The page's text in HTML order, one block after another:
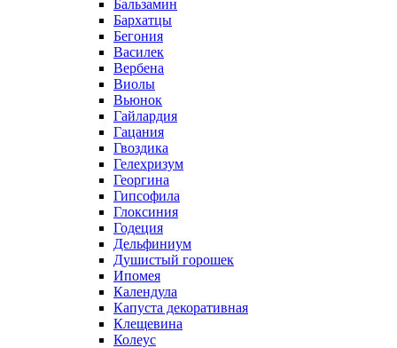
Бальзамин
Бархатцы
Бегония
Василек
Вербена
Виолы
Вьюнок
Гайлардия
Гацания
Гвоздика
Гелехризум
Георгина
Гипсофила
Глоксиния
Годеция
Дельфиниум
Душистый горошек
Ипомея
Календула
Капуста декоративная
Клещевина
Колеус